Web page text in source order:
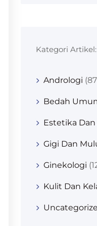
Kategori Artikel:
Andrologi
Bedah
Estetika
Gigi Dan
Ginekologi
Kulit Dan